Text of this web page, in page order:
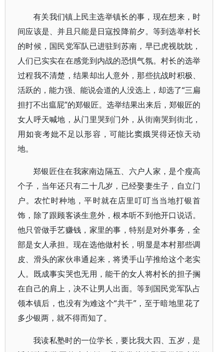
有关我们镇上民主选举镇长的事，现在想来，时
间应该是、并且只能是日寇投降前夕。等到选举村长
的时候，国民党军队已进驻到苏南，早已虎视眈眈，
人们已实实在在感觉到内战的恐惧气氛。村长的选举
过程我不清楚，结果却出人意外，那些抗战时积极、
活跃的，能力强、能说会道的人没选上，却选了“三扁
担打不出瘟屁”的郑银匠。选举结果出来后，郑银匠的
女人呼天喊地，从门里哭到门外，从街南哭到街北，
用如丧考妣不足以形容，可能比窦娥哭得还惊天动
地。
郑银匠住在我家南边隔五、六户人家，是个瘦高
个子，当年还只有二十几岁，已经娶妻生子，自立门
户。农忙时种地，平时就在店里叮叮当当地打银首
饰，除了跟顾客谈生意外，根本听不到他开口说话。
他只管做手艺赚钱，家里的事，特别是对外事务，全
部是女人承担。现在选他做村长，明显是本村那些调
皮、滑头的家伙串通起来，将烫手山芋推给这个老实
人。既成事实哭也无用，能干的女人将村长的担子搁
在自己的肩上，决不让男人出面。等到国民党军队占
领本镇后，也没有为难这个“共干”，至于暗地里花了
多少银两，就不得而知了。
我读私塾时的一位学长，要比我大四、五岁，是